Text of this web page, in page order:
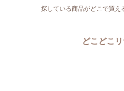
探している商品がどこで買え
どこどこ